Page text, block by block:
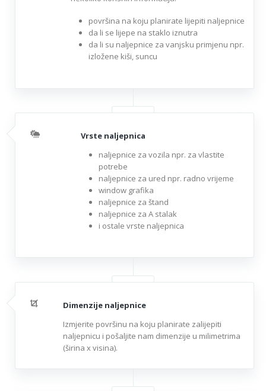
površina na koju planirate lijepiti naljepnice
da li se lijepe na staklo iznutra
da li su naljepnice za vanjsku primjenu npr.
izložene kiši, suncu
Vrste naljepnica
naljepnice za vozila npr. za vlastite
potrebe
naljepnice za ured npr. radno vrijeme
window grafika
naljepnice za štand
naljepnice za A stalak
i ostale vrste naljepnica
Dimenzije naljepnice
Izmjerite površinu na koju planirate zalijepiti
naljepnicu i pošaljite nam dimenzije u milimetrima
(širina x visina).